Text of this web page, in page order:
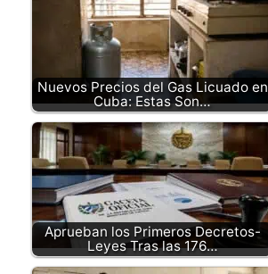
Nuevos Precios del Gas Licuado en
Cuba: Estas Son…
Aprueban los Primeros Decretos-
Leyes Tras las 176…